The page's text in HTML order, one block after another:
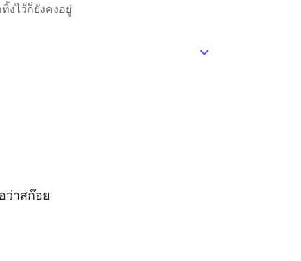
งไว้ก็ยังคงอยู่
มื่อเช้านี้แล้ว พยายามทำให้ใจเย็นที่สุด แต่
ตีอยู่แบบนั้น
ic_default
ว่าสก๊อย